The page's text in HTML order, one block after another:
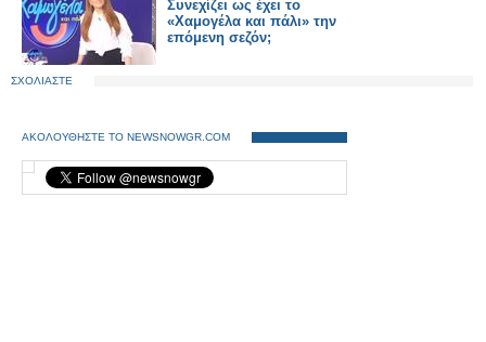
Συνεχίζει ως έχει το
«Χαμογέλα και πάλι» την
επόμενη σεζόν;
ΣΧΟΛΙΑΣΤΕ
ΑΚΟΛΟΥΘΗΣΤΕ ΤΟ NEWSNOWGR.COM